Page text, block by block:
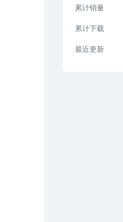
累计销量
累计下载
最近更新